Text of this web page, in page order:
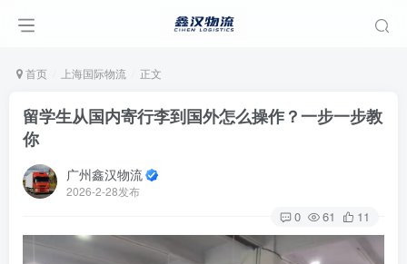
首页 上海国际物流 正文
留学生从国内寄行李到国外怎么操作？一步一步教
你
广州鑫汉物流
2026-2-28发布
0 61 11